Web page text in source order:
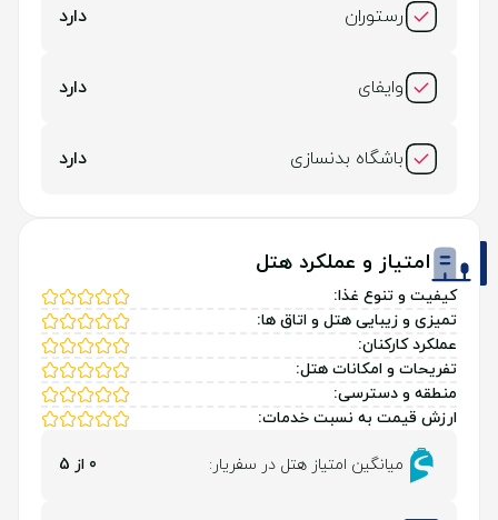
رستوران دارد
وایفای دارد
باشگاه بدنسازی دارد
امتیاز و عملکرد هتل
کیفیت و تنوع غذا:
تمیزی و زیبایی هتل و اتاق ها:
عملکرد کارکنان:
تفریحات و امکانات هتل:
منطقه و دسترسی:
ارزش قیمت به نسبت خدمات:
میانگین امتیاز هتل در سفریار: 0 از 5